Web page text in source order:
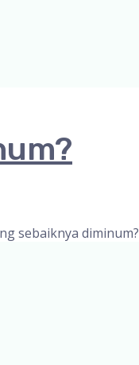
sebaiknya diminum?